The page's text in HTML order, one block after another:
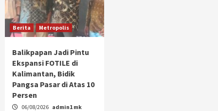
Berita Metropolis
Balikpapan Jadi Pintu
Ekspansi FOTILE di
Kalimantan, Bidik
Pangsa Pasar di Atas 10
Persen
06/08/2026 admin1 mk